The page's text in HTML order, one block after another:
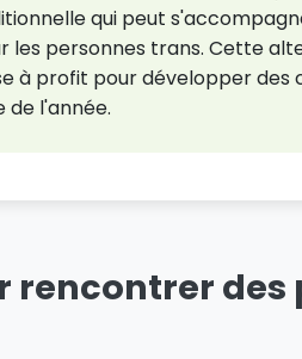
qui peut
personnes trans. Cette
à profit pour développer des
de l'année.
des